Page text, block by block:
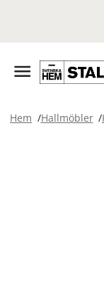
Hem Hallmöbler